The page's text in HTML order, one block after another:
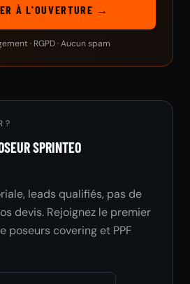
À L'OUVERTURE →
· RGPD · Aucun spam
?
SPRINTEO
leads qualifiés, pas de
devis. Rejoignez le premier
poseurs covering et PPF